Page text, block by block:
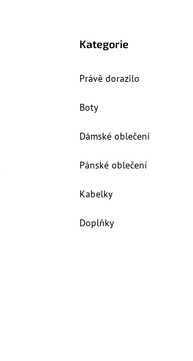
Kategorie
Právě dorazilo
Boty
Dámské oblečení
Pánské oblečení
Kabelky
Doplňky